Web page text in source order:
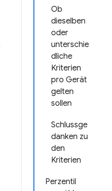
Ob
dieselben
oder
unterschie
dliche
Kriterien
pro Gerät
gelten
sollen
Schlussge
danken zu
den
Kriterien
Perzentil